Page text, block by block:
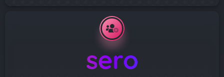
sero